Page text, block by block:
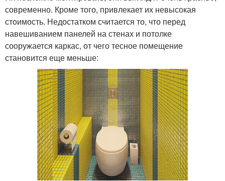
современно. Кроме того, привлекает их невысокая
стоимость. Недостатком считается то, что перед
навешиванием панелей на стенах и потолке
сооружается каркас, от чего тесное помещение
становится еще меньше: